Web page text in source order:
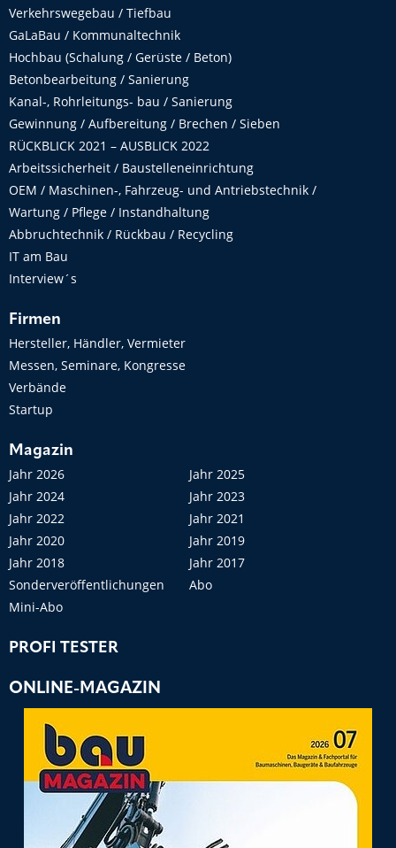
Verkehrswegebau / Tiefbau
GaLaBau / Kommunaltechnik
Hochbau (Schalung / Gerüste / Beton)
Betonbearbeitung / Sanierung
Kanal-, Rohrleitungs- bau / Sanierung
Gewinnung / Aufbereitung / Brechen / Sieben
RÜCKBLICK 2021 – AUSBLICK 2022
Arbeitssicherheit / Baustelleneinrichtung
OEM / Maschinen-, Fahrzeug- und Antriebstechnik /
Wartung / Pflege / Instandhaltung
Abbruchtechnik / Rückbau / Recycling
IT am Bau
Interview´s
Firmen
Hersteller, Händler, Vermieter
Messen, Seminare, Kongresse
Verbände
Startup
Magazin
Jahr 2026
Jahr 2025
Jahr 2024
Jahr 2023
Jahr 2022
Jahr 2021
Jahr 2020
Jahr 2019
Jahr 2018
Jahr 2017
Sonderveröffentlichungen
Abo
Mini-Abo
PROFI TESTER
ONLINE-MAGAZIN